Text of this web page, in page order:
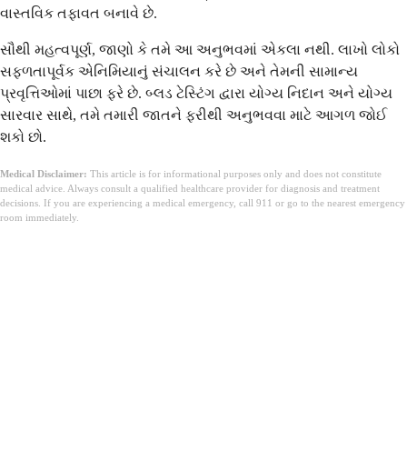
વાસ્તવિક તફાવત બનાવે છે.
સૌથી મહત્વપૂર્ણ, જાણો કે તમે આ અનુભવમાં એકલા નથી. લાખો લોકો
સફળતાપૂર્વક એનિમિયાનું સંચાલન કરે છે અને તેમની સામાન્ય
પ્રવૃત્તિઓમાં પાછા ફરે છે. બ્લડ ટેસ્ટિંગ દ્વારા યોગ્ય નિદાન અને યોગ્ય
સારવાર સાથે, તમે તમારી જાતને ફરીથી અનુભવવા માટે આગળ જોઈ
શકો છો.
Medical Disclaimer: This article is for informational purposes only and does not constitute
medical advice. Always consult a qualified healthcare provider for diagnosis and treatment
decisions. If you are experiencing a medical emergency, call 911 or go to the nearest emergency
room immediately.